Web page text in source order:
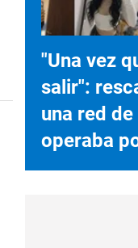
"Una vez
salir":
una red
operaba